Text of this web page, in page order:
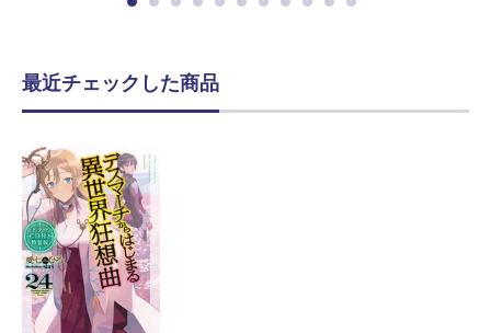
最近チェックした商品